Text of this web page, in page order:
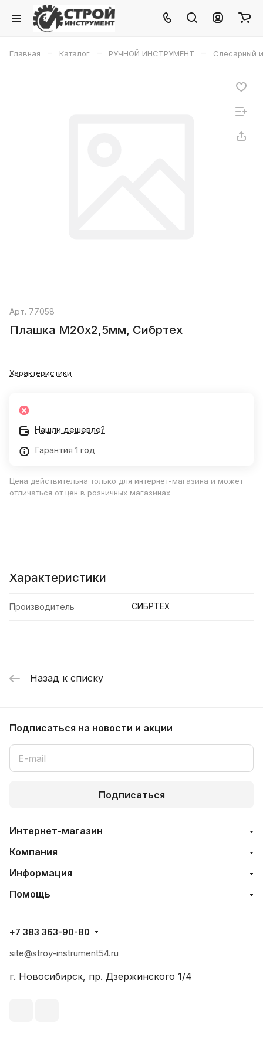
Главная – Каталог – РУЧНОЙ ИНСТРУМЕНТ – Слесарный
Арт. 77058
Плашка М20х2,5мм, Сибртех
Характеристики
Нашли дешевле?
Гарантия 1 год
Цена действительна только для интернет-магазина и может
отличаться от цен в розничных магазинах
Характеристики
Производитель СИБРТЕХ
Назад к списку
Подписаться на новости и акции
Подписаться
Интернет-магазин
Компания
Информация
Помощь
+7 383 363-90-80
site@stroy-instrument54.ru
г. Новосибирск, пр. Дзержинского 1/4